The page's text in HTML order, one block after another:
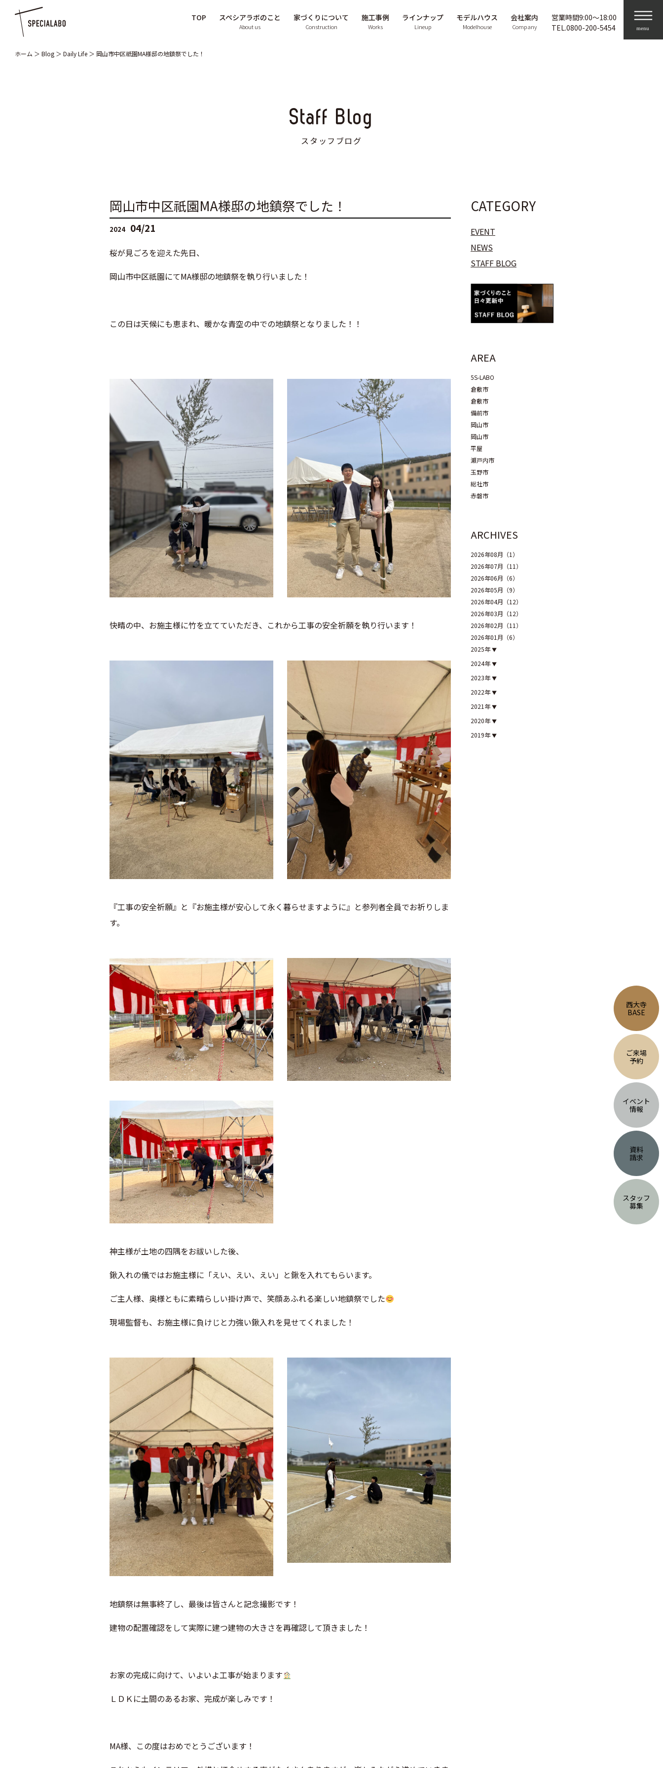
TOP スペシアラボのこと
About us
家づくりについて
Construction
施工事例
Works
ラインナップ
Lineup
モデルハウス
Modelhouse
会社案内
Company
営業時間9:00〜18:00
TEL.0800-200-5454
ホーム ＞ Blog ＞ Daily Life ＞ 岡山市中区祇園MA様邸の地鎮祭でした！
Staff Blog
スタッフブログ
岡山市中区祇園MA様邸の地鎮祭でした！
2024 04/21
桜が見ごろを迎えた先日、
岡山市中区祇園にてMA様邸の地鎮祭を執り行いました！
この日は天候にも恵まれ、暖かな青空の中での地鎮祭となりました！！
快晴の中、お施主様に竹を立てていただき、これから工事の安全祈願を執り行います！
『工事の安全祈願』と『お施主様が安心して永く暮らせますように』と参列者全員でお祈りしま
す。
神主様が土地の四隅をお祓いした後、
鍬入れの儀ではお施主様に「えい、えい、えい」と鍬を入れてもらいます。
ご主人様、奥様ともに素晴らしい掛け声で、笑顔あふれる楽しい地鎮祭でした
現場監督も、お施主様に負けじと力強い鍬入れを見せてくれました！
地鎮祭は無事終了し、最後は皆さんと記念撮影です！
建物の配置確認をして実際に建つ建物の大きさを再確認して頂きました！
お家の完成に向けて、いよいよ工事が始まります
ＬＤＫに土間のあるお家、完成が楽しみです！
MA様、この度はおめでとうございます！
CATEGORY
EVENT
NEWS
STAFF BLOG
AREA
5S-LABO
倉敷市
倉敷市
備前市
岡山市
岡山市
平屋
瀬戸内市
玉野市
総社市
赤磐市
ARCHIVES
2026年08月（1）
2026年07月（11）
2026年06月（6）
2026年05月（9）
2026年04月（12）
2026年03月（12）
2026年02月（11）
2026年01月（6）
2025年
2024年
2023年
2022年
2021年
2020年
2019年
西大寺
BASE
ご来場
予約
イベント
情報
資料
請求
スタッフ
募集